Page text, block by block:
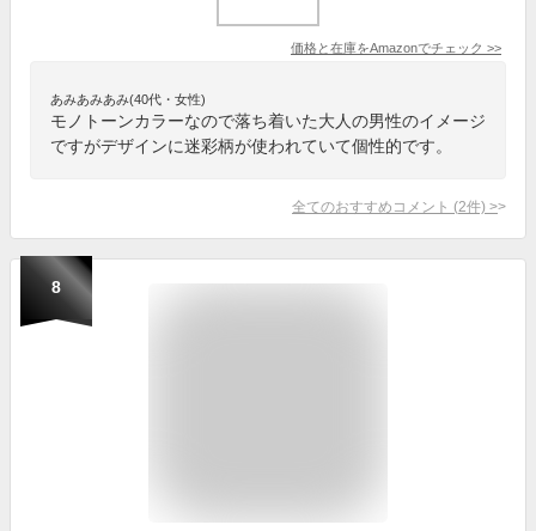
価格と在庫をAmazonでチェック >>
あみあみあみ(40代・女性)
モノトーンカラーなので落ち着いた大人の男性のイメージ
ですがデザインに迷彩柄が使われていて個性的です。
全てのおすすめコメント (2件) >
8